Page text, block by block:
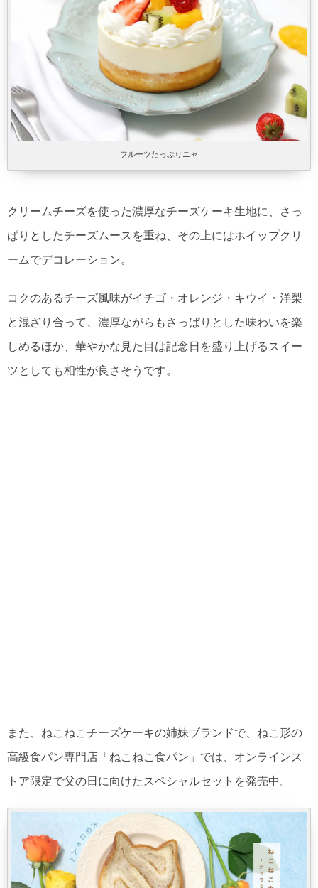
フルーツたっぷりニャ
クリームチーズを使った濃厚なチーズケーキ生地に、さっ
ぱりとしたチーズムースを重ね、その上にはホイップクリ
ームでデコレーション。
コクのあるチーズ風味がイチゴ・オレンジ・キウイ・洋梨
と混ざり合って、濃厚ながらもさっぱりとした味わいを楽
しめるほか、華やかな見た目は記念日を盛り上げるスイー
ツとしても相性が良さそうです。
また、ねこねこチーズケーキの姉妹ブランドで、ねこ形の
高級食パン専門店「ねこねこ食パン」では、オンラインス
トア限定で父の日に向けたスペシャルセットを発売中。